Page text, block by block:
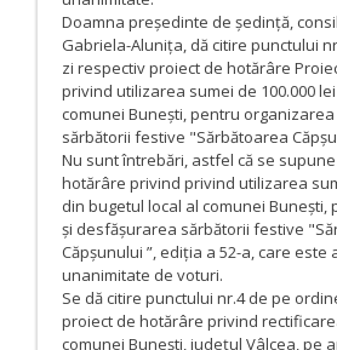
Doamna președinte de ședință,
Gabriela-Alunița, dă citire punctului
zi respectiv proiect de hotărâre
privind utilizarea sumei de 100.000
comunei Bunești, pentru
sărbătorii festive "Sărbătoarea
Nu sunt întrebări, astfel că se
hotărâre privind privind utilizarea
din bugetul local al comunei
și desfășurarea sărbătorii festive
Căpșunului ”, ediția a 52-a, care este
unanimitate de voturi.
Se dă citire punctului nr.4 de pe
proiect de hotărâre privind
comunei Bunești, județul Vâlcea, pe